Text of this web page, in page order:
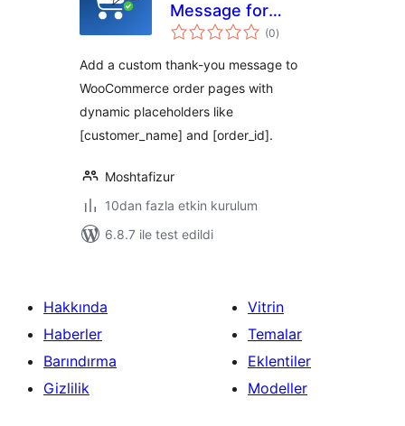
Message for
WooCommerce
(0toplam
puan
)
Add a custom thank-you message to
WooCommerce order pages with
dynamic placeholders like
[customer_name] and [order_id].
Moshtafizur
10dan fazla etkin kurulum
6.8.7 ile test edildi
Hakkında
Haberler
Barındırma
Gizlilik
Vitrin
Temalar
Eklentiler
Modeller